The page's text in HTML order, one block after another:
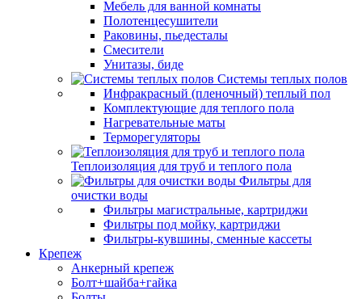
Мебель для ванной комнаты
Полотенцесушители
Раковины, пьедесталы
Смесители
Унитазы, биде
Системы теплых полов
Инфракрасный (пленочный) теплый пол
Комплектующие для теплого пола
Нагревательные маты
Терморегуляторы
Теплоизоляция для труб и теплого пола
Фильтры для
очистки воды
Фильтры магистральные, картриджи
Фильтры под мойку, картриджи
Фильтры-кувшины, сменные кассеты
Крепеж
Анкерный крепеж
Болт+шайба+гайка